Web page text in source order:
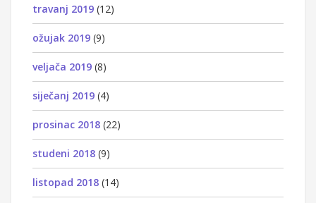
travanj 2019 (12)
ožujak 2019 (9)
veljača 2019 (8)
siječanj 2019 (4)
prosinac 2018 (22)
studeni 2018 (9)
listopad 2018 (14)